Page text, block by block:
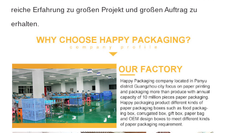
reiche Erfahrung zu großen Projekt und großen Auftrag zu
erhalten.